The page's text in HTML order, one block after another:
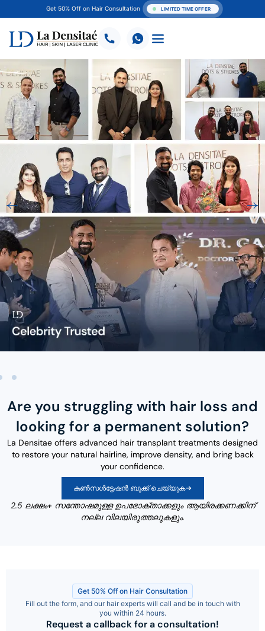
Get 50% Off on Hair Consultation LIMITED TIME OFFER
Are you struggling with hair loss and
looking for a permanent solution?
La Densitae offers advanced hair transplant treatments designed
to restore your natural hairline, improve density, and bring back
your confidence.
കൺസൾട്ടേഷൻ ബുക്ക് ചെയ്യുക
2.5 ലക്ഷം+ സന്തോഷമുള്ള ഉപഭോക്താക്കളും ആയിരക്കണക്കിന്
നല്ല വിലയിരുത്തലുകളും.
Get 50% Off on Hair Consultation
Fill out the form, and our hair experts will call and be in touch with
you within 24 hours.
Request a callback for a consultation!